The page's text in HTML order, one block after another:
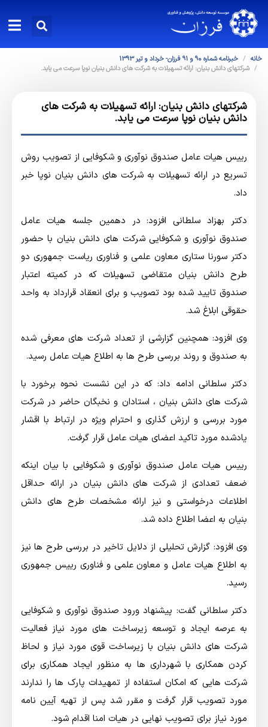
خانه
خبرنامه شماره 90 و 91 فرزان- خرداد و تیر 1393
شرکتهای دانش بنیان: ارائه تسهیلات به شرکت های دانش بنیان نوپا سرعت می یابد.
شرکتهای دانش بنیان: ارائه تسهیلات به شرکت های
دانش بنیان نوپا سرعت می یابد.
رییس هیات عامل صندوق نوآوری و شکوفایی از تصویب روش
تسریع در ارائه تسهیلات به شرکت های دانش بنیان نوپا خبر
داد.
دکتر بهزاد سلطانی افزود: در دهمین جلسه هیات عامل
صندوق نوآوری و شکوفایی شرکت های دانش بنیان با حضور
دکتر سورنا ستاری معاون علمی و فناوری ریاست جمهوری دو
طرح دانش بنیان متقاضی تسهیلات که در کمیته اعتبار
صندوق تایید شده بود تصویب و برای انعقاد قرارداد به واحد
حقوقی ابلاغ شد.
وی افزود: همچنین گزارشی از تعداد شرکت های معرفی شده
به صندوق و روند بررسی طرح ها به اطلاع هیات عامل رسید.
دکتر سلطانی ادامه داد: که در این نشست نحوه برخورد با
شرکت های دانش بنیان ، استادان و نخبگان حاضر در شرکت
مورد بررسی و ارزش گذاری و احترام ویژه در ارتباط با اقشار
یادشده مورد تاکید اعضای هیات عامل قرار گرفت.
رییس هیات عامل صندوق نوآوری و شکوفایی با بیان اینکه
ضعف تعدادی از شرکت های دانش بنیان در ارائه حداقل
اطلاعات درخواستی و نیز ارائه مشخصات طرح های دانش
بنیان به اعضا اطلاع داده شد.
وی افزود: گزارش تحلیلی از دلایل تاخیر در بررسی طرح ها نیز
به اطلاع هیات عامل و معاون علمی و فناوری رییس جمهوری
رسید.
دکتر سلطانی گفت: پیشنهاد ورود صندوق نوآوری و شکوفایی
به عرصه ایجاد و توسعه زیرساخت های مورد نیاز فعالیت
شرکت های دانش بنیان با زیرساخت قوی مورد نیاز و لحاظ
کردن همکاری با شهرداری ها به منظور ایجاد همکاری برای
شرکت هایی که امکان استفاده از تمهیدات پارک ها را ندارند
مورد تصویب قرار گرفت و مقرر شد پس از تهیه آیین نامه
مورد نیاز برای تصویب نهایی در هیات امنا اقدام شود.